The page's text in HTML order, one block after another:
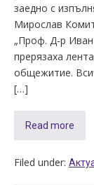
заедно с
Мирослав
„Проф. Д-р
прерязаха
общежитие.
[…]
Read more
Filed under: